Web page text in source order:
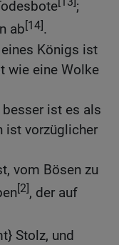
;
ab[14].
Königs ist
wie eine Wolke
ist es als
ist vorzüglicher
vom Bösen zu
[2], der auf
Stolz, und